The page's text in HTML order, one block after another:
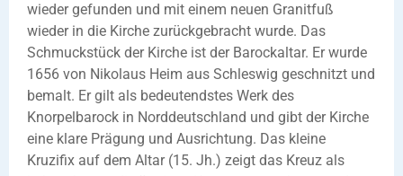
wieder gefunden und mit einem neuen Granitfuß
wieder in die Kirche zurückgebracht wurde. Das
Schmuckstück der Kirche ist der Barockaltar. Er wurde
1656 von Nikolaus Heim aus Schleswig geschnitzt und
bemalt. Er gilt als bedeutendstes Werk des
Knorpelbarock in Norddeutschland und gibt der Kirche
eine klare Prägung und Ausrichtung. Das kleine
Kruzifix auf dem Altar (15. Jh.) zeigt das Kreuz als